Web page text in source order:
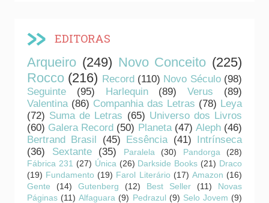
EDITORAS
Arqueiro (249) Novo Conceito (225)
Rocco (216) Record (110) Novo Século (98)
Seguinte
(95) Harlequin (89) Verus
(89)
Valentina (86) Companhia das Letras (78) Leya
(72) Suma de Letras (65) Universo dos Livros
(60) Galera Record (50) Planeta (47) Aleph (46)
Bertrand Brasil
(45) Essência (41) Intrínseca
(36)
Sextante (35) Paralela (30) Pandorga
(28)
Fábrica 231 (27) Única (26) Darkside Books (21) Draco
(19) Fundamento (19) Farol Literário (17) Amazon (16)
Gente
(14) Gutenberg (12) Best Seller (11)
Novas
Páginas (11) Alfaguara (9) Pedrazul (9) Selo Jovem (9)